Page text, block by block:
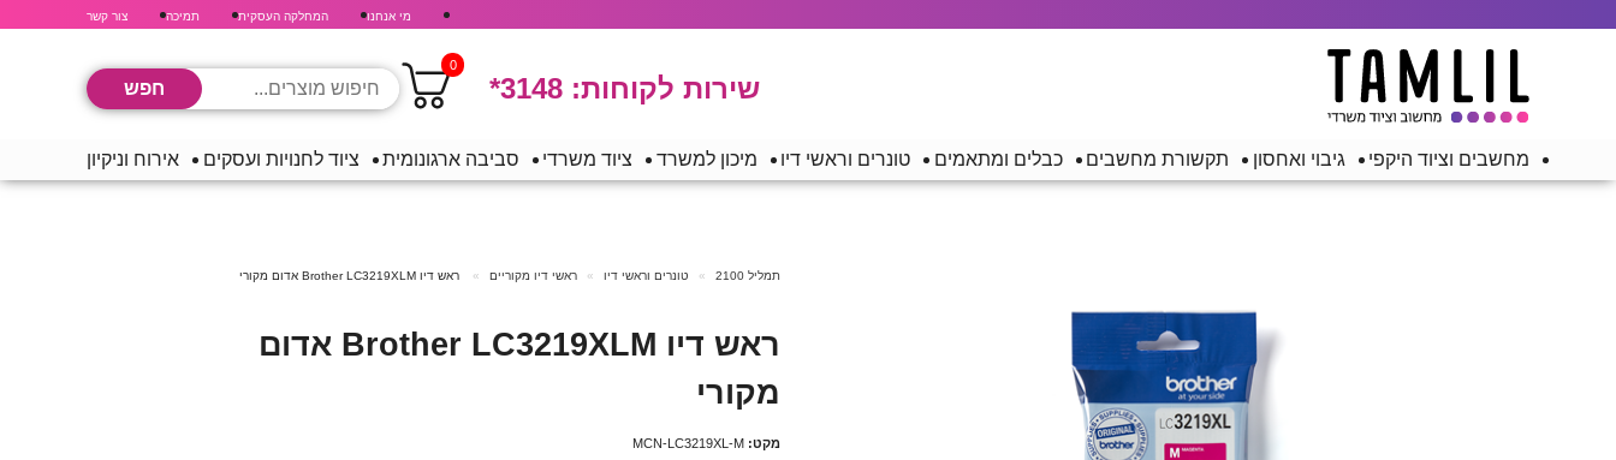
מי אנחנו המחלקה העסקית תמיכה צור קשר
שירות לקוחות: *3148
0
מחשבים וציוד היקפי גיבוי ואחסון תקשורת מחשבים כבלים ומתאמים טונרים וראשי דיו מיכון למשרד ציוד משרדי סביבה ארגונומית ציוד לחנויות ועסקים אירוח וניקיון
תמליל 2100 טונרים וראשי דיו ראשי דיו מקוריים ראש דיו Brother LC3219XLM אדום מקורי
ראש דיו Brother LC3219XLM אדום
מקורי
מקט: MCN-LC3219XL-M